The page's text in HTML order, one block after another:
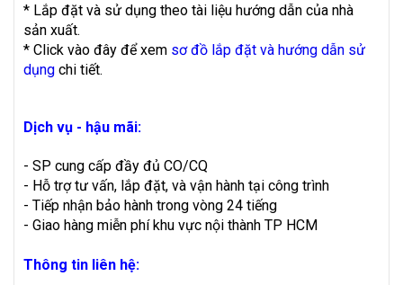
* Lắp đặt và sử dụng theo tài liệu hướng dẫn của nhà
sản xuất.
* Click vào đây để xem sơ đồ lắp đặt và hướng dẫn sử
dụng chi tiết.
Dịch vụ - hậu mãi:
- SP cung cấp đầy đủ CO/CQ
- Hỗ trợ tư vấn, lắp đặt, và vận hành tại công trình
- Tiếp nhận bảo hành trong vòng 24 tiếng
- Giao hàng miễn phí khu vực nội thành TP HCM
Thông tin liên hệ: